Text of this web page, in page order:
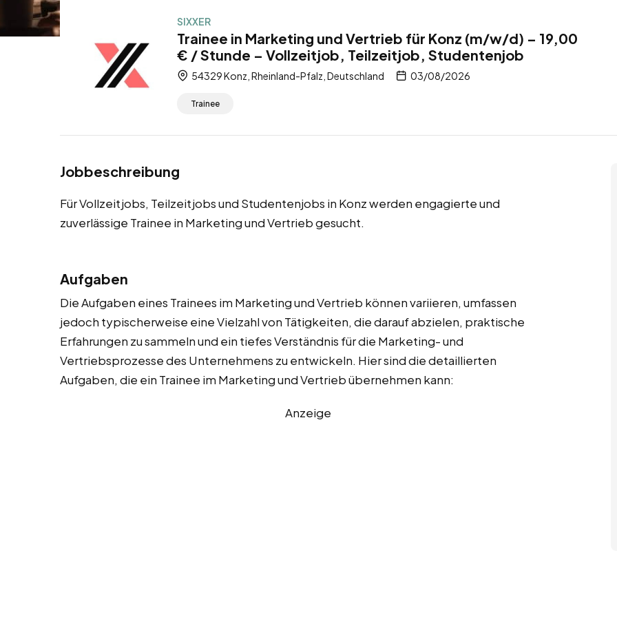
SIXXER
Trainee in Marketing und Vertrieb für Konz (m/w/d) – 19,00
€ / Stunde – Vollzeitjob, Teilzeitjob, Studentenjob
54329 Konz, Rheinland-Pfalz, Deutschland 03/08/2026
Trainee
Jobbeschreibung
Für Vollzeitjobs, Teilzeitjobs und Studentenjobs in Konz werden engagierte und
zuverlässige Trainee in Marketing und Vertrieb gesucht.
Aufgaben
Die Aufgaben eines Trainees im Marketing und Vertrieb können variieren, umfassen
jedoch typischerweise eine Vielzahl von Tätigkeiten, die darauf abzielen, praktische
Erfahrungen zu sammeln und ein tiefes Verständnis für die Marketing- und
Vertriebsprozesse des Unternehmens zu entwickeln. Hier sind die detaillierten
Aufgaben, die ein Trainee im Marketing und Vertrieb übernehmen kann:
Anzeige